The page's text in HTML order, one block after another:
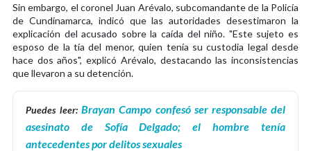
Sin embargo, el coronel Juan Arévalo, subcomandante de la Policía
de Cundinamarca, indicó que las autoridades desestimaron la
explicación del acusado sobre la caída del niño. "Este sujeto es
esposo de la tía del menor, quien tenía su custodia legal desde
hace dos años", explicó Arévalo, destacando las inconsistencias
que llevaron a su detención.
Puedes leer: Brayan Campo confesó ser responsable del
asesinato de Sofía Delgado; el hombre tenía
antecedentes por delitos sexuales